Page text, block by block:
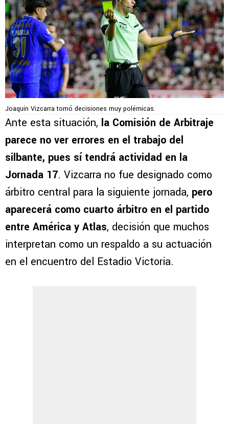
Joaquín Vizcarra tomó decisiones muy polémicas.
Ante esta situación, la Comisión de Arbitraje
parece no ver errores en el trabajo del
silbante, pues sí tendrá actividad en la
Jornada 17. Vizcarra no fue designado como
árbitro central para la siguiente jornada, pero
aparecerá como cuarto árbitro en el partido
entre América y Atlas, decisión que muchos
interpretan como un respaldo a su actuación
en el encuentro del Estadio Victoria.